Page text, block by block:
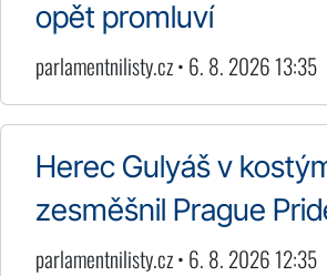
opět promluví
parlamentnilisty.cz • 6. 8. 2026 13:35
Herec Gulyáš v
zesměšnil Prague
parlamentnilisty.cz • 6. 8. 2026 12:35